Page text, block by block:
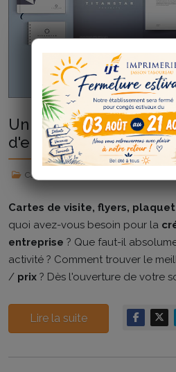
Un pack spécial pour
d'entreprise
Catégorie :
Cartes de visite, flyers,
quoi avez-vous besoin pour la
entreprise ? Que faut-il
activité ? Comment trouver le
/ prix ? Dès l'ouverture de votre
Lire la suite